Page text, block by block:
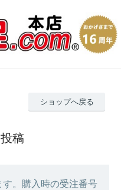
ショップへ戻る
稿
。購入時の受注番号